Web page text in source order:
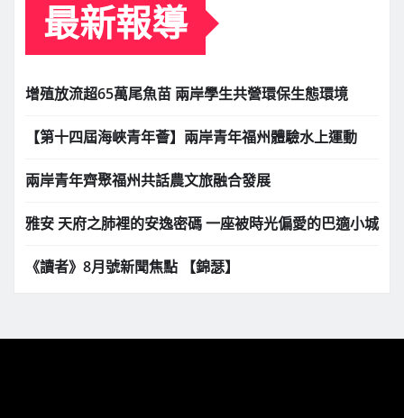
最新報導
增殖放流超65萬尾魚苗 兩岸學生共營環保生態環境
【第十四屆海峽青年薈】兩岸青年福州體驗水上運動
兩岸青年齊聚福州共話農文旅融合發展
雅安 天府之肺裡的安逸密碼 一座被時光偏愛的巴適小城
《讀者》8月號新聞焦點 【錦瑟】